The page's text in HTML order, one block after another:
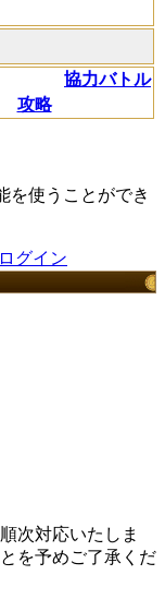
協力バトル
攻略
を使うことができ
グイン
次対応いたしま
を予めご了承くだ